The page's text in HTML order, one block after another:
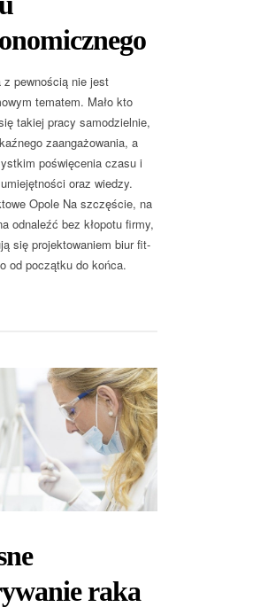
z pewnością nie jest
tematem. Mało kto
takiej pracy samodzielnie,
zaangażowania, a
poświęcenia czasu i
oraz wiedzy.
Opole Na szczęście, na
odnaleźć bez kłopotu firmy,
się projektowaniem biur fit-
od początku do końca.
raka